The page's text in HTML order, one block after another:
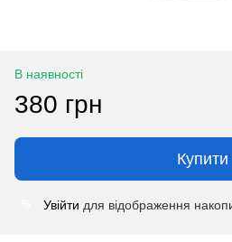
В наявності
380 грн
Купити
Увійти для відображення